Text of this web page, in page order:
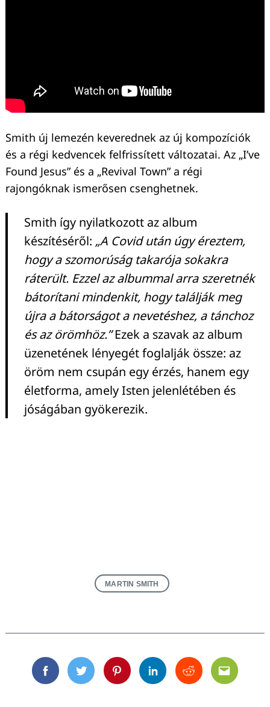
Smith új lemezén keverednek az új kompozíciók
és a régi kedvencek felfrissített változatai. Az „I’ve
Found Jesus” és a „Revival Town” a régi
rajongóknak ismerősen csenghetnek.
Smith így nyilatkozott az album
készítéséről: „A Covid után úgy éreztem,
hogy a szomorúság takarója sokakra
ráterült. Ezzel az albummal arra szeretnék
bátorítani mindenkit, hogy találják meg
újra a bátorságot a nevetéshez, a tánchoz
és az örömhöz.”Ezek a szavak az album
üzenetének lényegét foglalják össze: az
öröm nem csupán egy érzés, hanem egy
életforma, amely Isten jelenlétében és
jóságában gyökerezik.
MARTIN SMITH
FacebookTwitterPinterestLinkedinRedditEmail
Keresés: